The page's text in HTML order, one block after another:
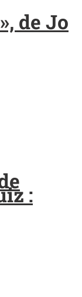
de Jo
: